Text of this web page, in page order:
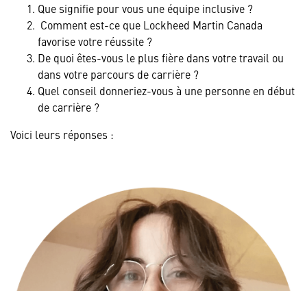
Que signifie pour vous une équipe inclusive ?
Comment est-ce que Lockheed Martin Canada
favorise votre réussite ?
De quoi êtes-vous le plus fière dans votre travail ou
dans votre parcours de carrière ?
Quel conseil donneriez-vous à une personne en début
de carrière ?
Voici leurs réponses :